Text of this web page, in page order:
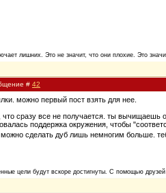
лишних. Это не значит, что они плохие. Это
# 42
можно первый пост взять для нее.
что сразу все не получается. ты вычищаешь
поддержка окружения, чтобы
сделать дуб лишь немногим больше.
цели будут вскоре достигнуты. С помощью